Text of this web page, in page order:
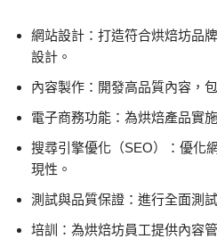
網站設計：打造符合烘焙坊品
設計。
內容製作：開發高品質內容，
電子商務功能：為烘焙產品實
搜尋引擎優化（SEO）：優化
現性。
測試與品質保證：進行全面測
培訓：為烘焙坊員工提供內容